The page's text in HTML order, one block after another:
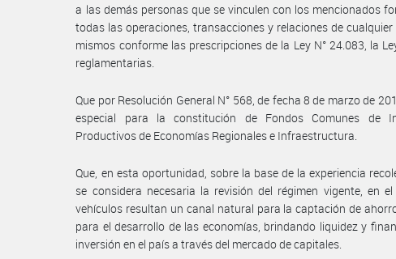
a las demás personas que se vinculen con los mencionados
todas las operaciones, transacciones y relaciones de
mismos conforme las prescripciones de la Ley N° 24.083, la
reglamentarias.
Que por Resolución General N° 568, de fecha 8 de marzo de
especial para la constitución de Fondos Comunes de
Productivos de Economías Regionales e Infraestructura.
Que, en esta oportunidad, sobre la base de la experiencia
se considera necesaria la revisión del régimen vigente, en
vehículos resultan un canal natural para la captación de
para el desarrollo de las economías, brindando liquidez y
inversión en el país a través del mercado de capitales.